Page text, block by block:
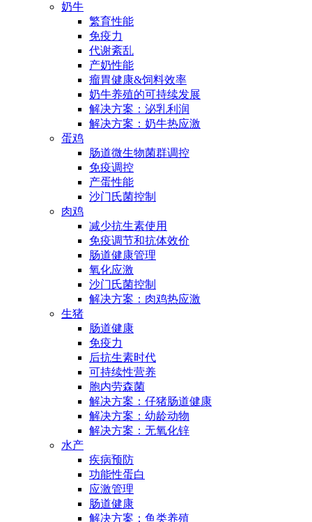
奶牛
繁育性能
免疫力
代谢紊乱
产奶性能
瘤胃健康&饲料效率
奶牛养殖的可持续发展
解决方案：泌乳利润
解决方案：奶牛热应激
蛋鸡
肠道微生物菌群调控
免疫调控
产蛋性能
沙门氏菌控制
肉鸡
减少抗生素使用
免疫调节和抗体效价
肠道健康管理
氧化应激
沙门氏菌控制
解决方案：肉鸡热应激
生猪
肠道健康
免疫力
后抗生素时代
可持续性营养
胞内劳森菌
解决方案：仔猪肠道健康
解决方案：幼龄动物
解决方案：无氧化锌
水产
疾病预防
功能性蛋白
应激管理
肠道健康
解决方案：鱼类养殖